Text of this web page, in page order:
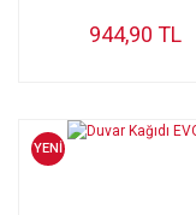
944,90 TL
YENİ